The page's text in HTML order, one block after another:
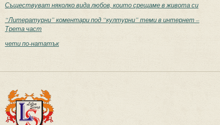
Съществуват няколко вида любов, които срещаме в живота си
“Литературни” коментари под “културни” теми в интернет –
Трета част
чети по-нататък